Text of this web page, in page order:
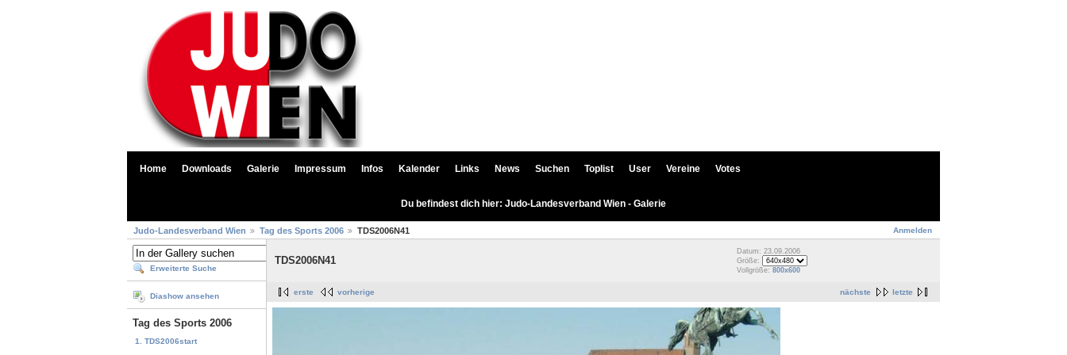
Home Downloads Galerie Impressum Infos Kalender Links News Suchen Toplist User Vereine Votes
Du befindest dich hier: Judo-Landesverband Wien - Galerie
Anmelden
Judo-Landesverband Wien Tag des Sports 2006 TDS2006N41
Erweiterte Suche
Diashow ansehen
Tag des Sports 2006
1. TDS2006start
TDS2006N41
Datum: 23.09.2006
Größe:
Vollgröße: 800x600
nächste letzte
erste vorherige